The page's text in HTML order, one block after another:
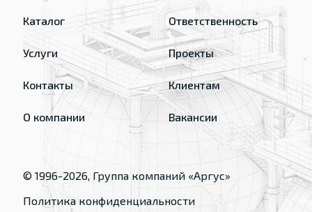
Каталог
Услуги
Контакты
О компании
Ответственность
Проекты
Клиентам
Вакансии
© 1996-2026, Группа компаний «Аргус»
Политика конфиденциальности